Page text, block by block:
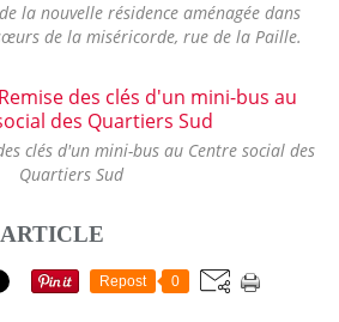
la nouvelle résidence aménagée dans
de la miséricorde, rue de la Paille.
clés d'un mini-bus au Centre social des
Quartiers Sud
Repost 0